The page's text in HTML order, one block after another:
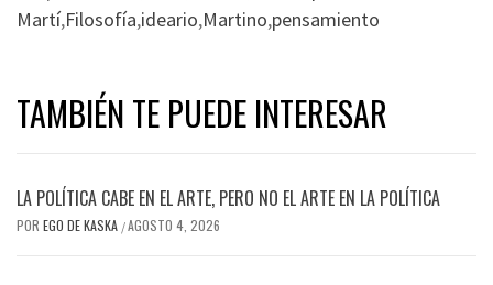
Martí,Filosofía,ideario,Martino,pensamiento
TAMBIÉN TE PUEDE INTERESAR
LA POLÍTICA CABE EN EL ARTE, PERO NO EL ARTE EN LA POLÍTICA
POR EGO DE KASKA /AGOSTO 4, 2026